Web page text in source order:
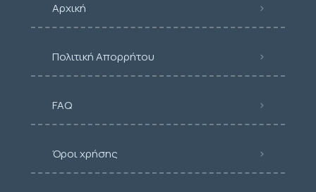
Αρχική
Πολιτική Απορρήτου
FAQ
Όροι χρήσης